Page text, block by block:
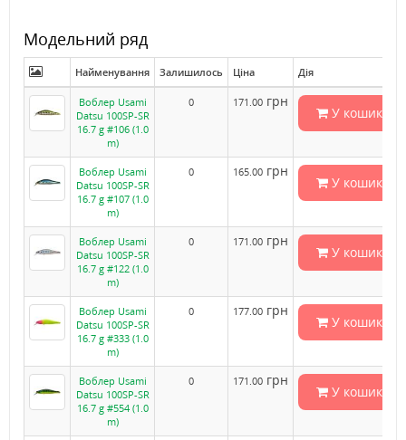
Модельний ряд
Найменування Залишилось Ціна Дія
Воблер Usami
Datsu 100SP-SR
16.7 g #106 (1.0
m)
0 171.00 грн
У кошик
Воблер Usami
Datsu 100SP-SR
16.7 g #107 (1.0
m)
0 165.00 грн
У кошик
Воблер Usami
Datsu 100SP-SR
16.7 g #122 (1.0
m)
0 171.00 грн
У кошик
Воблер Usami
Datsu 100SP-SR
16.7 g #333 (1.0
m)
0 177.00 грн
У кошик
Воблер Usami
Datsu 100SP-SR
16.7 g #554 (1.0
m)
0 171.00 грн
У кошик